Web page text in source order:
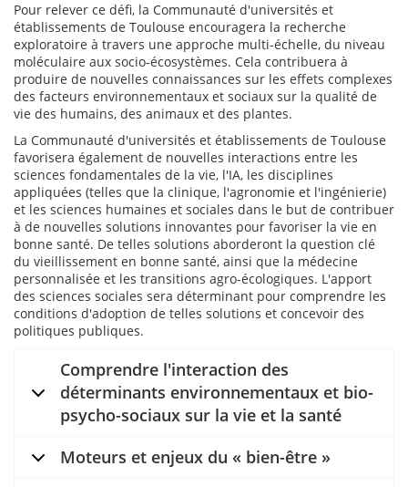
Pour relever ce défi, la Communauté d'universités et
établissements de Toulouse encouragera la recherche
exploratoire à travers une approche multi-échelle, du niveau
moléculaire aux socio-écosystèmes. Cela contribuera à
produire de nouvelles connaissances sur les effets complexes
des facteurs environnementaux et sociaux sur la qualité de
vie des humains, des animaux et des plantes.
La Communauté d'universités et établissements de Toulouse
favorisera également de nouvelles interactions entre les
sciences fondamentales de la vie, l'IA, les disciplines
appliquées (telles que la clinique, l'agronomie et l'ingénierie)
et les sciences humaines et sociales dans le but de contribuer
à de nouvelles solutions innovantes pour favoriser la vie en
bonne santé. De telles solutions aborderont la question clé
du vieillissement en bonne santé, ainsi que la médecine
personnalisée et les transitions agro-écologiques. L'apport
des sciences sociales sera déterminant pour comprendre les
conditions d'adoption de telles solutions et concevoir des
politiques publiques.
Comprendre l'interaction des
déterminants environnementaux et bio-
psycho-sociaux sur la vie et la santé
Moteurs et enjeux du « bien-être »